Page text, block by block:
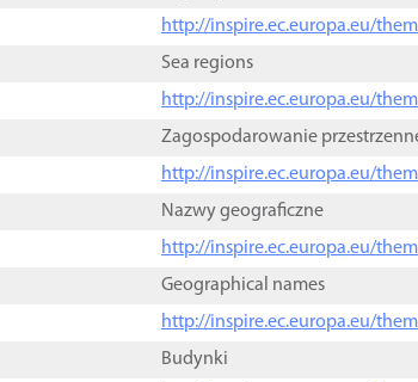
http://inspire.ec.europa.eu/
Sea regions
http://inspire.ec.europa.eu/
Zagospodarowanie
http://inspire.ec.europa.eu/
Nazwy geograficzne
http://inspire.ec.europa.eu/
Geographical names
http://inspire.ec.europa.eu/
Budynki